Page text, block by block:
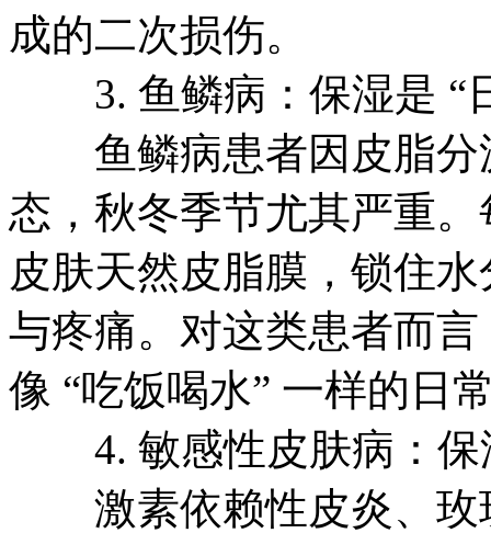
成的二次损伤。
3. 鱼鳞病：保湿是 “
鱼鳞病患者因皮脂分
态，秋冬季节尤其严重
皮肤天然皮脂膜，锁住
与疼痛。对这类患者而
像 “吃饭喝水” 一样的日
4. 敏感性皮肤病：保
激素依赖性皮炎、玫